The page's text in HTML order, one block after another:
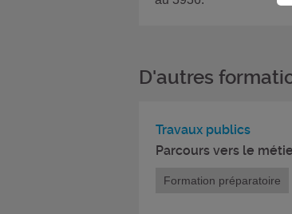
D'autres
Travaux publics
Parcours vers le
Formation préparatoire